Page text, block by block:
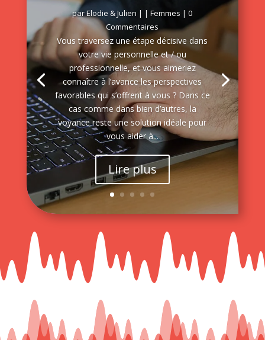
parElodie & Julien | |Femmes | 0
Commentaires
Vous traversez une étape décisive dans
votre vie personnelle et / ou
professionnelle, et vous aimeriez
connaître à l’avance les perspectives
favorables qui s’offrent à vous ? Dans ce
cas comme dans bien d’autres, la
voyance reste une solution idéale pour
vous aider à...
Lire plus